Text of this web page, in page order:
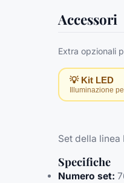
Accessori
Extra opzionali
💡 Kit LED
Illuminazione
Set della linea
Specifiche
Numero set: